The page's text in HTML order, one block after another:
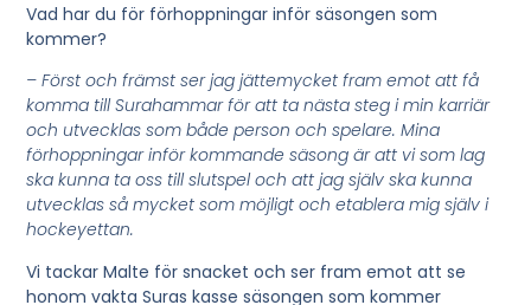
Vad har du för förhoppningar inför säsongen som
kommer?
– Först och främst ser jag jättemycket fram emot att få
komma till Surahammar för att ta nästa steg i min karriär
och utvecklas som både person och spelare. Mina
förhoppningar inför kommande säsong är att vi som lag
ska kunna ta oss till slutspel och att jag själv ska kunna
utvecklas så mycket som möjligt och etablera mig själv i
hockeyettan.
Vi tackar Malte för snacket och ser fram emot att se
honom vakta Suras kasse säsongen som kommer